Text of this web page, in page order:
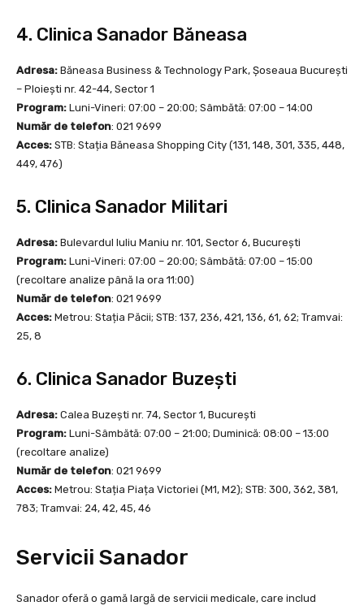
4. Clinica Sanador Băneasa
Adresa: Băneasa Business & Technology Park, Șoseaua București
– Ploiești nr. 42-44, Sector 1
Program: Luni-Vineri: 07:00 – 20:00; Sâmbătă: 07:00 – 14:00
Număr de telefon: 021 9699
Acces: STB: Stația Băneasa Shopping City (131, 148, 301, 335, 448,
449, 476)
5. Clinica Sanador Militari
Adresa: Bulevardul Iuliu Maniu nr. 101, Sector 6, București
Program: Luni-Vineri: 07:00 – 20:00; Sâmbătă: 07:00 – 15:00
(recoltare analize până la ora 11:00)
Număr de telefon: 021 9699
Acces: Metrou: Stația Păcii; STB: 137, 236, 421, 136, 61, 62; Tramvai:
25, 8
6. Clinica Sanador Buzești
Adresa: Calea Buzești nr. 74, Sector 1, București
Program: Luni-Sâmbătă: 07:00 – 21:00; Duminică: 08:00 – 13:00
(recoltare analize)
Număr de telefon: 021 9699
Acces: Metrou: Stația Piața Victoriei (M1, M2); STB: 300, 362, 381,
783; Tramvai: 24, 42, 45, 46
Servicii Sanador
Sanador oferă o gamă largă de servicii medicale, care includ